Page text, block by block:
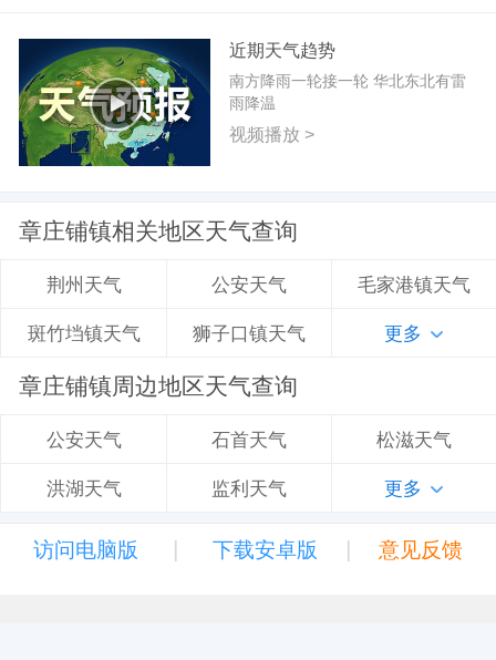
近期天气趋势
南方降雨一轮接一轮 华北东北有雷
雨降温
视频播放 >
章庄铺镇相关地区天气查询
荆州天气 公安天气 毛家港镇天气
斑竹垱镇天气 狮子口镇天气 更多
章庄铺镇周边地区天气查询
公安天气 石首天气 松滋天气
洪湖天气 监利天气 更多
访问电脑版 | 下载安卓版 | 意见反馈